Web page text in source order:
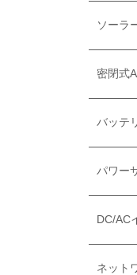
ソーラ
密閉式
バッテ
パワー
DC/AC
ネット